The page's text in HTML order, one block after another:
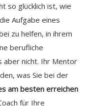
so glücklich ist, wie
Aufgabe eines
zu helfen, in ihrem
berufliche
aber nicht. Ihr Mentor
was Sie bei der
am besten erreichen
für Ihre